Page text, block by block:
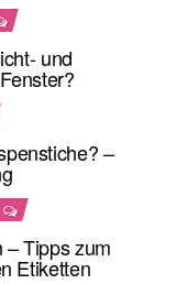
und
–
– Tipps zum
Etiketten